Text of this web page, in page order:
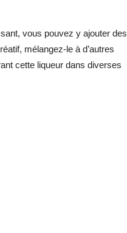
vous pouvez y ajouter des
mélangez-le à d’autres
cette liqueur dans diverses